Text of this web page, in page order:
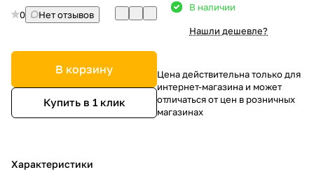
0 Нет отзывов
В корзину
Купить в 1 клик
Характеристики
В наличии
Нашли дешевле?
Цена действительна только для
интернет-магазина и может
отличаться от цен в розничных
магазинах